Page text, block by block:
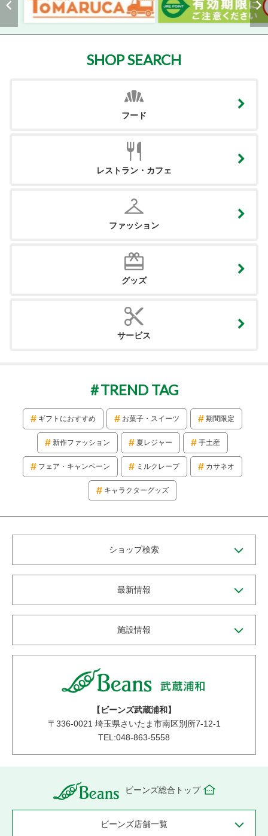
SHOP SEARCH
フード
レストラン・カフェ
ファッション
グッズ
サービス
TREND TAG
ギフトにおすすめ お菓子・スイーツ 期間限定
新作ファッション 夏レジャー 手土産
フェア・キャンペーン ミルクレープ カサネオ
キャラクターグッズ
ショップ検索
最新情報
施設情報
【ビーンズ武蔵浦和】
〒 336-0021 埼玉県さいたま市南区別所7-12-1
TEL:048-863-5558
ビーンズ総合トップ
ビーンズ店舗一覧